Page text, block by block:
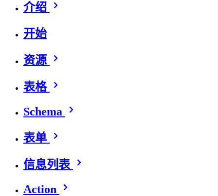
介绍
开始
资源
表格
Schema
表单
信息列表
Action